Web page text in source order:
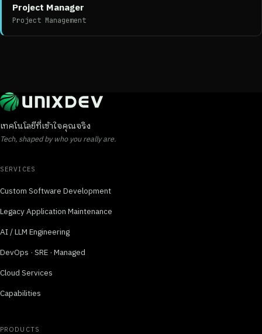
Project Manager
Project Management
เทคโนโลยีที่เข้าใจคุณจริง
Tech, shaped by who you really are.
SERVICES
Custom Software Development
Legacy Application Maintenance
AI / LLM Engineering
DevOps · SRE · Managed
Cloud Services
Capabilities
PRODUCTS